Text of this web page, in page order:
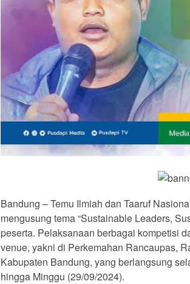
Bandung – Temu Ilmiah dan Taaruf
mengusung tema “Sustainable Leaders,
peserta. Pelaksanaan berbagai kompetisi
venue, yakni di Perkemahan Rancaupas,
Kabupaten Bandung, yang berlangsung
hingga Minggu (29/09/2024).